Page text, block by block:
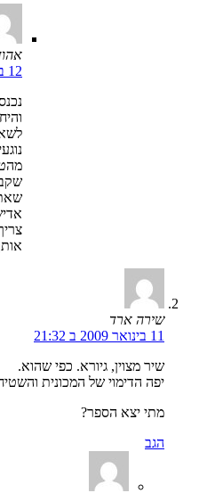
12 בינואר 2009 ב 19:15
שירה ארד
11 בינואר 2009 ב 21:32
שיר מצוין, גיורא. כפי שהוא.
יפה הדימוי של המכונית
מתי יצא הספר?
הגב